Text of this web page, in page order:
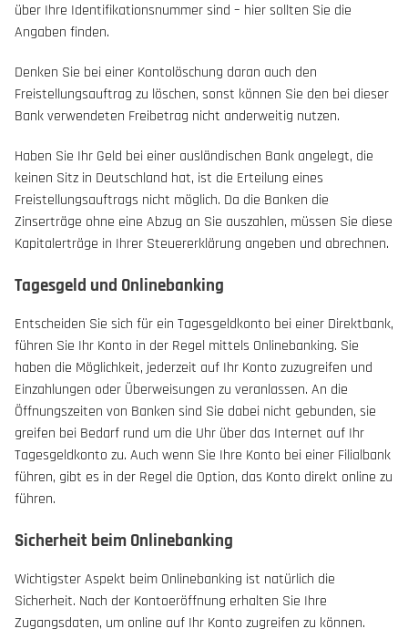
über Ihre Identifikationsnummer sind – hier sollten Sie die
Angaben finden.
Denken Sie bei einer Kontolöschung daran auch den
Freistellungsauftrag zu löschen, sonst können Sie den bei dieser
Bank verwendeten Freibetrag nicht anderweitig nutzen.
Haben Sie Ihr Geld bei einer ausländischen Bank angelegt, die
keinen Sitz in Deutschland hat, ist die Erteilung eines
Freistellungsauftrags nicht möglich. Da die Banken die
Zinserträge ohne eine Abzug an Sie auszahlen, müssen Sie diese
Kapitalerträge in Ihrer Steuererklärung angeben und abrechnen.
Tagesgeld und Onlinebanking
Entscheiden Sie sich für ein Tagesgeldkonto bei einer Direktbank,
führen Sie Ihr Konto in der Regel mittels Onlinebanking. Sie
haben die Möglichkeit, jederzeit auf Ihr Konto zuzugreifen und
Einzahlungen oder Überweisungen zu veranlassen. An die
Öffnungszeiten von Banken sind Sie dabei nicht gebunden, sie
greifen bei Bedarf rund um die Uhr über das Internet auf Ihr
Tagesgeldkonto zu. Auch wenn Sie Ihre Konto bei einer Filialbank
führen, gibt es in der Regel die Option, das Konto direkt online zu
führen.
Sicherheit beim Onlinebanking
Wichtigster Aspekt beim Onlinebanking ist natürlich die
Sicherheit. Nach der Kontoeröffnung erhalten Sie Ihre
Zugangsdaten, um online auf Ihr Konto zugreifen zu können.